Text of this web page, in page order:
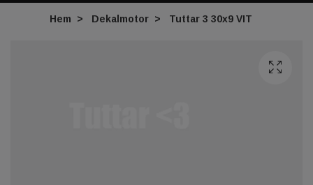
Hem Dekalmotor Tuttar 3 30x9 VIT